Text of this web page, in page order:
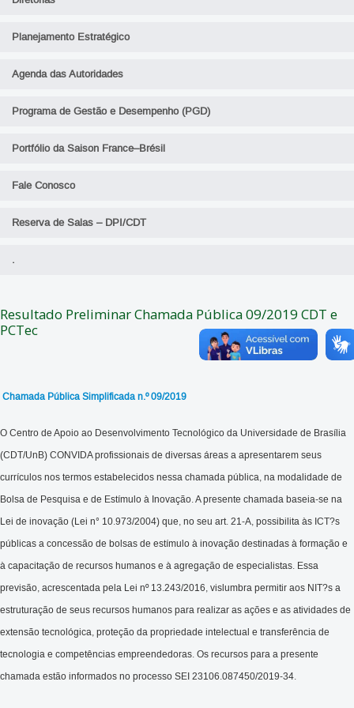
Planejamento Estratégico
Agenda das Autoridades
Programa de Gestão e Desempenho (PGD)
Portfólio da Saison France–Brésil
Fale Conosco
Reserva de Salas – DPI/CDT
.
Resultado Preliminar Chamada Pública 09/2019 CDT e
PCTec
Chamada Pública Simplificada n.º 09/2019
O Centro de Apoio ao Desenvolvimento Tecnológico da Universidade de Brasília
(CDT/UnB) CONVIDA profissionais de diversas áreas a apresentarem seus
currículos nos termos estabelecidos nessa chamada pública, na modalidade de
Bolsa de Pesquisa e de Estímulo à Inovação. A presente chamada baseia-se na
Lei de inovação (Lei n° 10.973/2004) que, no seu art. 21-A, possibilita às ICT?s
públicas a concessão de bolsas de estímulo à inovação destinadas à formação e
à capacitação de recursos humanos e à agregação de especialistas. Essa
previsão, acrescentada pela Lei nº 13.243/2016, vislumbra permitir aos NIT?s a
estruturação de seus recursos humanos para realizar as ações e as atividades de
extensão tecnológica, proteção da propriedade intelectual e transferência de
tecnologia e competências empreendedoras. Os recursos para a presente
chamada estão informados no processo SEI 23106.087450/2019-34.